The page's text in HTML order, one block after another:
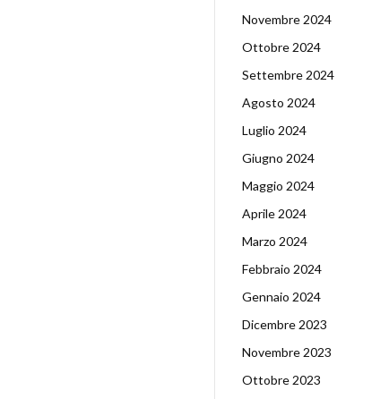
Novembre 2024
Ottobre 2024
Settembre 2024
Agosto 2024
Luglio 2024
Giugno 2024
Maggio 2024
Aprile 2024
Marzo 2024
Febbraio 2024
Gennaio 2024
Dicembre 2023
Novembre 2023
Ottobre 2023